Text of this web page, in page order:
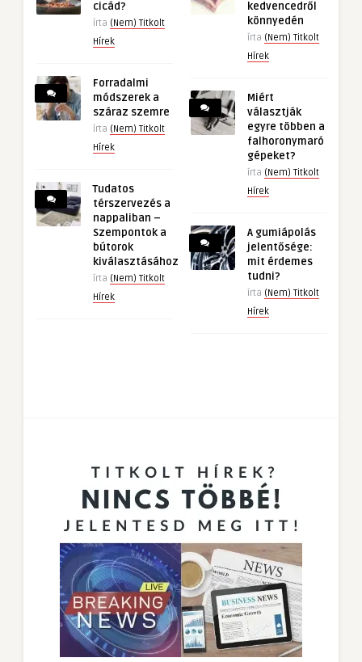
cicád?
írta (Nem) Titkolt
Hírek
Forradalmi
módszerek a
száraz szemre
írta (Nem) Titkolt
Hírek
Tudatos
térszervezés a
nappaliban –
Szempontok a
bútorok
kiválasztásához
írta (Nem) Titkolt
Hírek
kedvencedről
könnyedén
írta (Nem) Titkolt
Hírek
Miért
választják
egyre többen a
falhoronymaró
gépeket?
írta (Nem) Titkolt
Hírek
A gumiápolás
jelentősége:
mit érdemes
tudni?
írta (Nem) Titkolt
Hírek